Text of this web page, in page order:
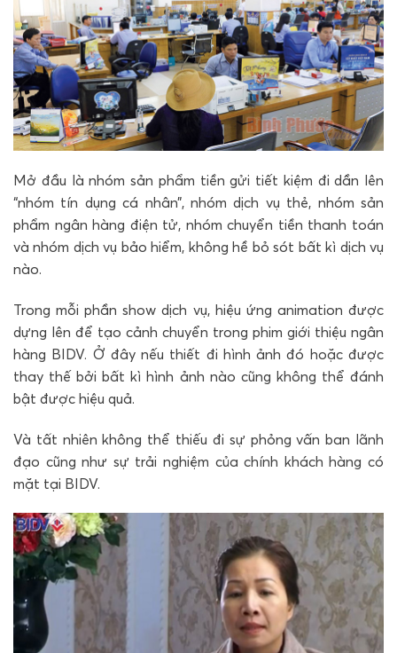
Mở đầu là nhóm sản phẩm tiền gửi tiết kiệm đi dần lên
“nhóm tín dụng cá nhân”, nhóm dịch vụ thẻ, nhóm sản
phẩm ngân hàng điện tử, nhóm chuyển tiền thanh toán
và nhóm dịch vụ bảo hiểm, không hề bỏ sót bất kì dịch vụ
nào.
Trong mỗi phần show dịch vụ, hiệu ứng animation được
dựng lên để tạo cảnh chuyển trong phim giới thiệu ngân
hàng BIDV. Ở đây nếu thiết đi hình ảnh đó hoặc được
thay thế bởi bất kì hình ảnh nào cũng không thể đánh
bật được hiệu quả.
Và tất nhiên không thể thiếu đi sự phỏng vấn ban lãnh
đạo cũng như sự trải nghiệm của chính khách hàng có
mặt tại BIDV.